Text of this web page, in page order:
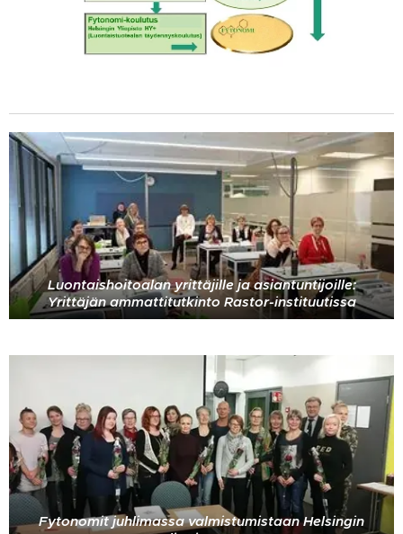
Luontaishoitoalan yrittäjille ja asiantuntijoille:
Yrittäjän ammattitutkinto Rastor-instituutissa
Fytonomit juhlimassa valmistumistaan Helsingin